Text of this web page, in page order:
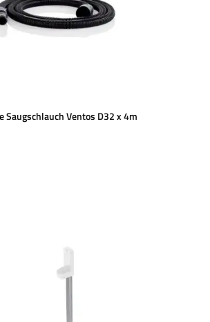
Saugschlauch Ventos D32 x 4m